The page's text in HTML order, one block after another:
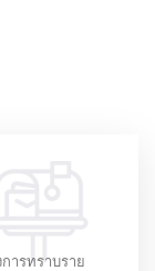
ารทราบราย